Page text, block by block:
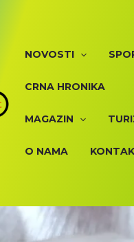
NOVOSTI
CRNA HRONIKA
MAGAZIN
O NAMA